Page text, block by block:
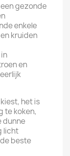
gezonde
enkele
kruiden
en
het is
te koken,
dunne
licht
beste